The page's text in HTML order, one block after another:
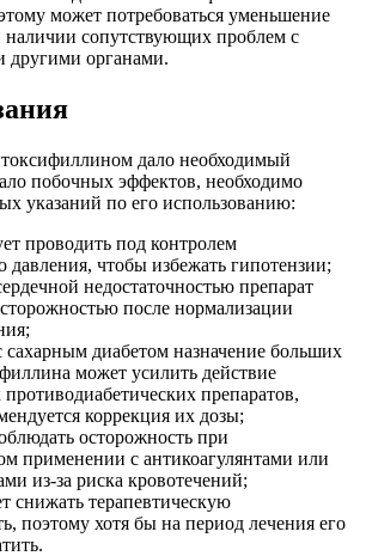
может потребоваться уменьшение
наличии сопутствующих проблем с
другими органами.
дало необходимый
побочных эффектов, необходимо
указаний по его использованию:
проводить под контролем
давления, чтобы избежать гипотензии;
недостаточностью препарат
после нормализации
сахарным диабетом назначение больших
может усилить действие
препаратов,
коррекция их дозы;
осторожность при
применении с антикоагулянтами или
из-за риска кровотечений;
снижать терапевтическую
поэтому хотя бы на период лечения его